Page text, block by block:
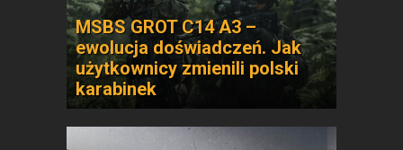
MSBS GROT C14 A3 –
ewolucja doświadczeń. Jak
użytkownicy zmienili polski
karabinek